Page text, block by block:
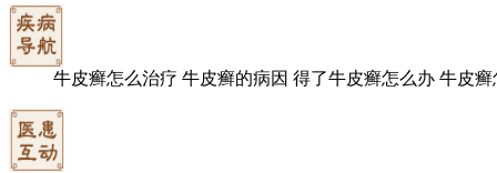
牛皮癣怎么治疗 牛皮癣的病因 得了牛皮癣怎么办 牛皮癣